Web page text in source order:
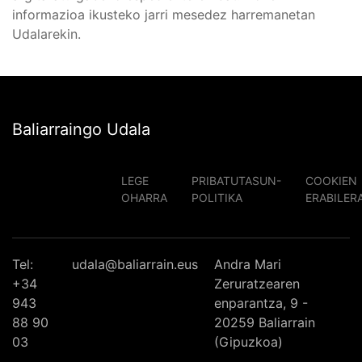
informazioa ikusteko jarri mesedez harremanetan
Udalarekin.
Baliarraingo Udala
LEGE
OHARRA
PRIBATUTASUN-
POLITIKA
COOKIEN
Tel:
+34
943
88 90
03
udala@baliarrain.eus
Andra Mari
Zeruratzearen
enparantza, 9 -
20259 Baliarrain
(Gipuzkoa)